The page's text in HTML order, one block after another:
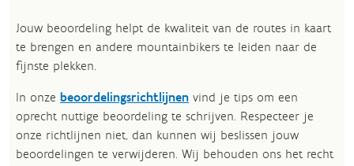
Jouw beoordeling helpt de kwaliteit van de routes in kaart
te brengen en andere mountainbikers te leiden naar de
fijnste plekken.
In onze beoordelingsrichtlijnen vind je tips om een
oprecht nuttige beoordeling te schrijven. Respecteer je
onze richtlijnen niet, dan kunnen wij beslissen jouw
beoordelingen te verwijderen. Wij behouden ons het recht